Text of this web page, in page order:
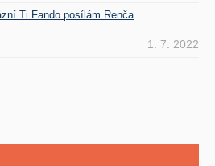
Ti Fando posílám Renča
1. 7. 2022